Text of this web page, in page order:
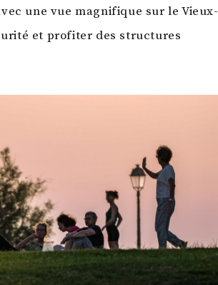
une vue magnifique sur le Vieux-
et profiter des structures